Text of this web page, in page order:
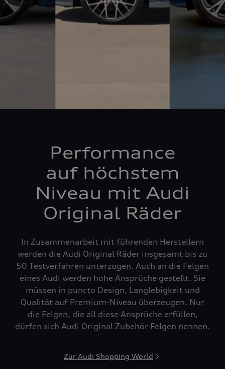
Performance
auf höchstem
Niveau mit Audi
Original Räder
In Zusammenarbeit mit führenden Herstellern
werden die Audi Original Räder insgesamt bis zu
50 Testverfahren unterzogen. Auch an die Felgen
eines Audi werden hohe Ansprüche gestellt. Sie
müssen in puncto Design, Langlebigkeit und
Qualität auf Premium-Niveau überzeugen. Nur
die Felgen, die all diese Ansprüche erfüllen,
dürfen sich Audi Original Zubehör Felgen nennen.
Zur Audi Shopping World